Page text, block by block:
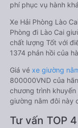
phí phục vụ hành
Xe Hải Phòng Lào
Phòng đi Lào Cai
chất lượng Tốt với
1374 phản hồi của
Giá vé xe giường
800000VND của
chương trình khuyến
giường nằm đôi này
Tư vấn TOP